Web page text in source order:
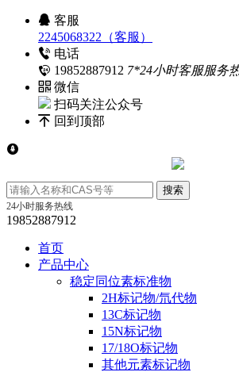
客服
2245068322（客服）
电话
19852887912 7*24小时客服服务
微信
扫码关注公众号
回到顶部
24小时服务热线
19852887912
首页
产品中心
稳定同位素标准物
2H标记物/氘代物
13C标记物
15N标记物
17/18O标记物
其他元素标记物